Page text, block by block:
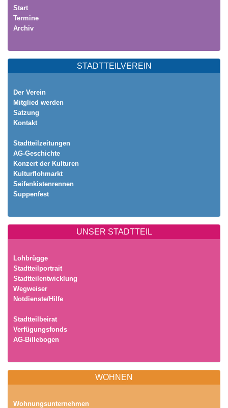
Start
Termine
Archiv
STADTTEILVEREIN
Der Verein
Mitglied werden
Satzung
Kontakt
Stadtteilzeitungen
AG-Geschichte
Konzert der Kulturen
Kulturflohmarkt
Seifenkistenrennen
Suppenfest
UNSER STADTTEIL
Lohbrügge
Stadtteilportrait
Stadtteilentwicklung
Wegweiser
Notdienste/Hilfe
Stadtteilbeirat
Verfügungsfonds
AG-Billebogen
WOHNEN
Wohnungsunternehmen